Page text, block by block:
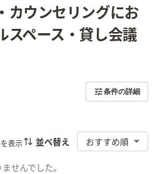
カウンセリングにお
スペース・貸し会議
条件の詳細
表示 並べ替え おすすめ順
せんでした。